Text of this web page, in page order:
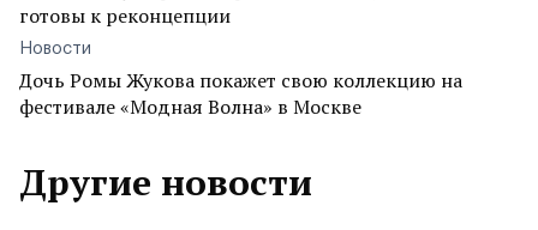
готовы к реконцепции
Новости
Дочь Ромы Жукова покажет свою коллекцию на
фестивале «Модная Волна» в Москве
Другие новости